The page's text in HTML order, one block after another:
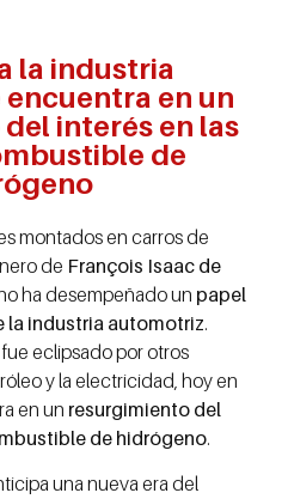
la industria
en un
interés en las
de
montados en carros de
de François Isaac de
ha desempeñado un papel
la industria automotriz.
eclipsado por otros
y la electricidad, hoy en
en un resurgimiento del
de hidrógeno.
una nueva era del